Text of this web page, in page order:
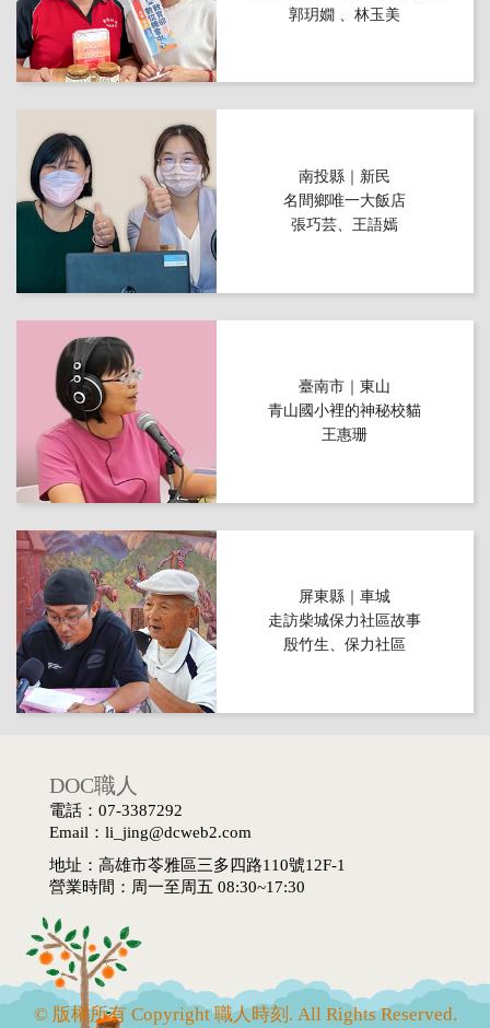
郭玥嫺 、林玉美
南投縣｜新民
名間鄉唯一大飯店
張巧芸、王語嫣
臺南市｜東山
青山國小裡的神秘校貓
王惠珊
屏東縣｜車城
走訪柴城保力社區故事
殷竹生、保力社區
DOC職人
電話：07-3387292
Email：li_jing@dcweb2.com
地址：高雄市苓雅區三多四路110號12F-1
營業時間：周一至周五 08:30~17:30
© 版權所有 Copyright 職人時刻. All Rights Reserved.